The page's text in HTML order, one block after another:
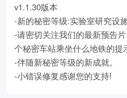
v1.1.30版本
-新的秘密等级:实验室研究设
-请密切关注我们的最新预告
个秘密车站乘坐什么地铁的提
-伴随新秘密等级的新成就。
-小错误修复感谢您的支持!